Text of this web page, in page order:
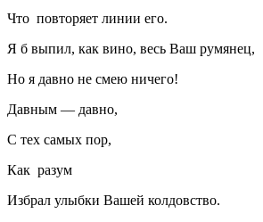
Что повторяет линии его.
Я б выпил, как вино, весь Ваш румянец,
Но я давно не смею ничего!
Давным — давно,
С тех самых пор,
Как разум
Избрал улыбки Вашей колдовство.